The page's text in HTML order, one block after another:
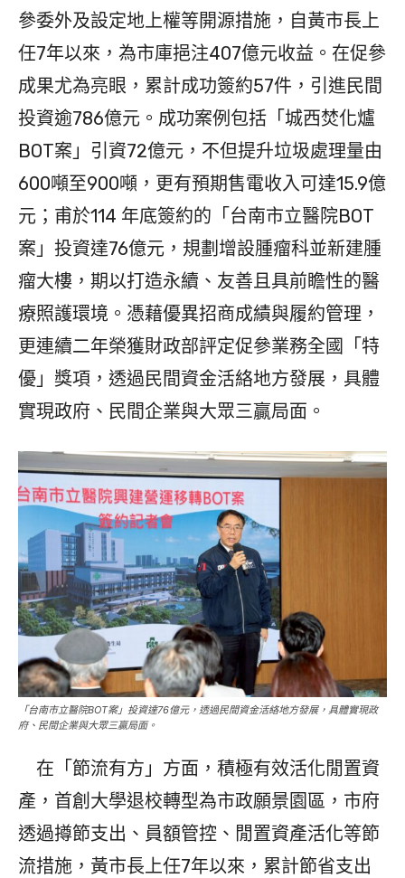
參委外及設定地上權等開源措施，自黃市長上
任7年以來，為市庫挹注407億元收益。在促參
成果尤為亮眼，累計成功簽約57件，引進民間
投資逾786億元。成功案例包括「城西焚化爐
BOT案」引資72億元，不但提升垃圾處理量由
600噸至900噸，更有預期售電收入可達15.9億
元；甫於114 年底簽約的「台南市立醫院BOT
案」投資達76億元，規劃增設腫瘤科並新建腫
瘤大樓，期以打造永續、友善且具前瞻性的醫
療照護環境。憑藉優異招商成績與履約管理，
更連續二年榮獲財政部評定促參業務全國「特
優」獎項，透過民間資金活絡地方發展，具體
實現政府、民間企業與大眾三贏局面。
「台南市立醫院BOT案」投資達76億元，透過民間資金活絡地方發展，具體實現政
府、民間企業與大眾三贏局面。
在「節流有方」方面，積極有效活化閒置資
產，首創大學退校轉型為市政願景園區，市府
透過撙節支出、員額管控、閒置資產活化等節
流措施，黃市長上任7年以來，累計節省支出